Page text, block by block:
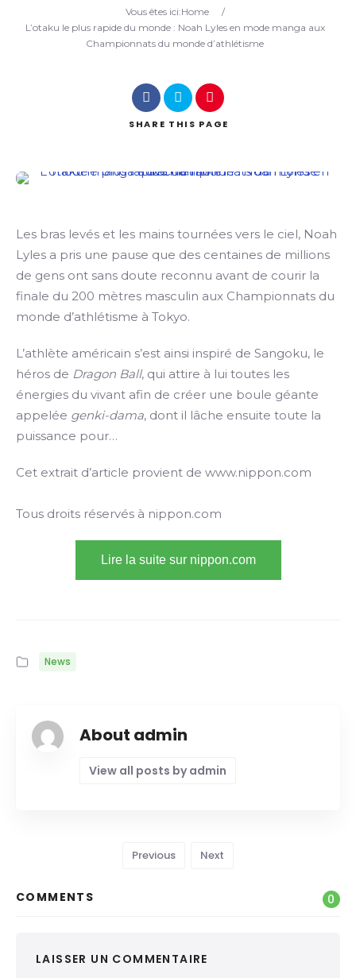
Vous êtes ici:Home
/
L’otaku le plus rapide du monde : Noah Lyles en mode manga aux
Championnats du monde d’athlétisme
SHARE THIS PAGE
Les bras levés et les mains tournées vers le ciel, Noah
Lyles a pris une pause que des centaines de millions
de gens ont sans doute reconnu avant de courir la
finale du 200 mètres masculin aux Championnats du
monde d’athlétisme à Tokyo.
L’athlète américain s’est ainsi inspiré de Sangoku, le
héros de Dragon Ball, qui attire à lui toutes les
énergies du vivant afin de créer une boule géante
appelée genki-dama, dont il lâche ensuite toute la
puissance pour…
Cet extrait d’article provient de www.nippon.com
Tous droits réservés à nippon.com
Lire la suite sur nippon.com
News
About admin
View all posts by admin
Previous Next
COMMENTS 0
LAISSER UN COMMENTAIRE